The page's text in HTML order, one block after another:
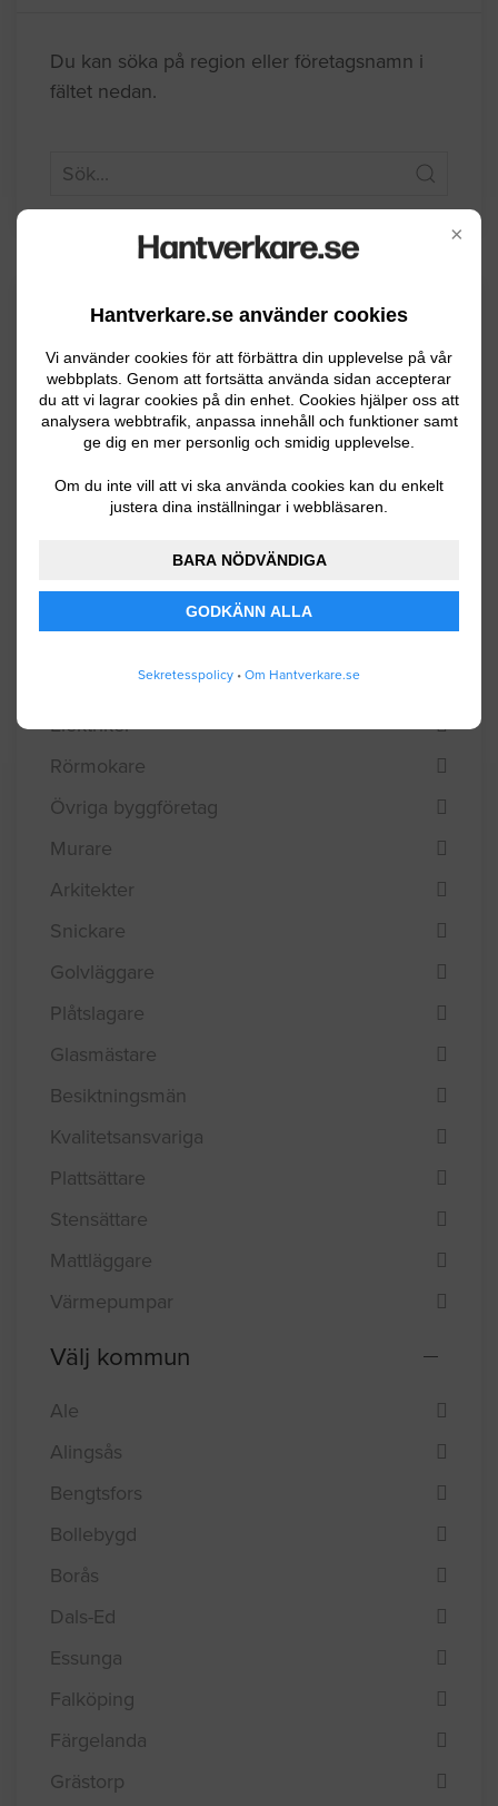
×
Hantverkare.se använder cookies
Vi använder cookies för att förbättra din upplevelse på vår
webbplats. Genom att fortsätta använda sidan accepterar
du att vi lagrar cookies på din enhet. Cookies hjälper oss att
analysera webbtrafik, anpassa innehåll och funktioner samt
ge dig en mer personlig och smidig upplevelse.
Om du inte vill att vi ska använda cookies kan du enkelt
justera dina inställningar i webbläsaren.
BARA NÖDVÄNDIGA
GODKÄNN ALLA
Sekretesspolicy • Om Hantverkare.se
Du kan söka på region eller företagsnamn i
fältet nedan.
Filtrering
Sökfilter
Mölndals kommun
Lindome
Välj bransch
Elektriker
Rörmokare
Övriga byggföretag
Murare
Arkitekter
Snickare
Golvläggare
Plåtslagare
Glasmästare
Besiktningsmän
Kvalitetsansvariga
Plattsättare
Stensättare
Mattläggare
Värmepumpar
Välj kommun
Ale
Alingsås
Bengtsfors
Bollebygd
Borås
Dals-Ed
Essunga
Falköping
Färgelanda
Grästorp